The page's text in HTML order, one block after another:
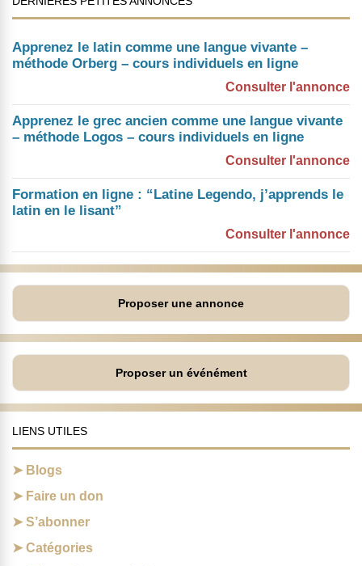
Apprenez le latin comme une langue vivante –
méthode Orberg – cours individuels en ligne
Consulter l'annonce
Apprenez le grec ancien comme une langue vivante
– méthode Logos – cours individuels en ligne
Consulter l'annonce
Formation en ligne : “Latine Legendo, j’apprends le
latin en le lisant”
Consulter l'annonce
Proposer une annonce
Proposer un événément
LIENS UTILES
Blogs
Faire un don
S’abonner
Catégories